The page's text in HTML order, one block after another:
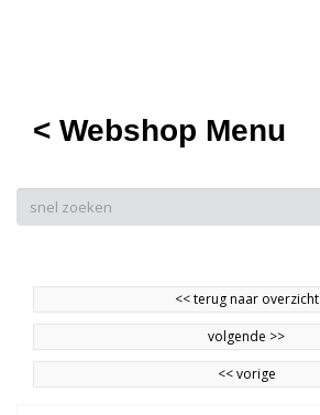
< Webshop Menu
<<terug naar overzicht
volgende >>
<<vorige